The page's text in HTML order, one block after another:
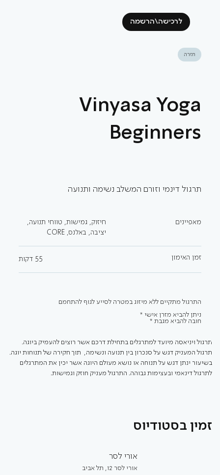
לרכישה\הרשמה
חזרה
Vinyasa Yoga
Beginners
תרגול דינמי וזורם המשלב נשימה ותנועה
זמן האימון 55 דקות
מאפיינים
חיזוק, גמישות, טווחי תנועה,
יציבה, באלנס, CORE
התרגול מתקיים ללא מיזוג במטרה לסייע לגוף להתחמם
ניתן להביא מזרן אישי *
חובה להביא מגבת *
תרגול ויניאסה מיועד למתרגלים בתחילת דרכם אשר רוצים להעמיק ביוגה.
תרגול המעניק דגש על סנכרון בין תנועה ונשימה,  תוך חקירה של תנוחות יוגה.
בשיעור ינתן דגש על תנוחה או נושא מעולם היוגה אשר יכין את המתרגלים
לתרגול דינאמי ובעצימות גבוהה. התרגול מעניק חוזק וגמישות.
זמין בסטודיוס
אורי לסר
אורי לסר 12, תל אביב